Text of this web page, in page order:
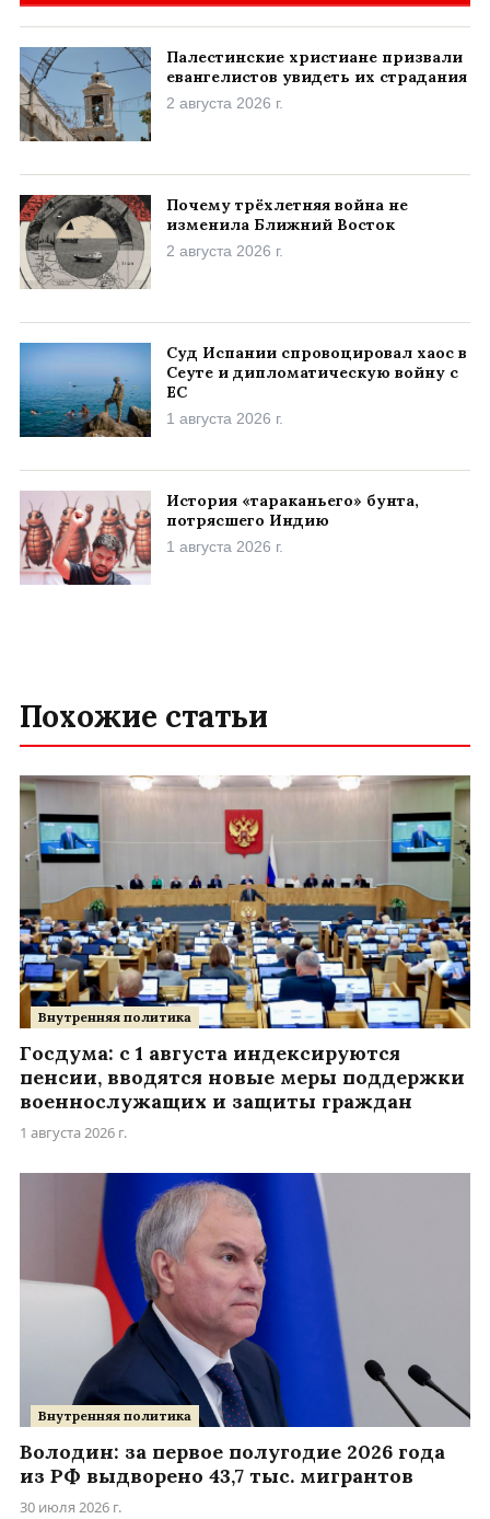
Палестинские христиане призвали
евангелистов увидеть их страдания
2 августа 2026 г.
Почему трёхлетняя война не
изменила Ближний Восток
2 августа 2026 г.
Суд Испании спровоцировал хаос в
Сеуте и дипломатическую войну с
ЕС
1 августа 2026 г.
История «тараканьего» бунта,
потрясшего Индию
1 августа 2026 г.
Похожие статьи
Внутренняя политика
Госдума: с 1 августа индексируются
пенсии, вводятся новые меры поддержки
военнослужащих и защиты граждан
1 августа 2026 г.
Внутренняя политика
Володин: за первое полугодие 2026 года
из РФ выдворено 43,7 тыс. мигрантов
30 июля 2026 г.